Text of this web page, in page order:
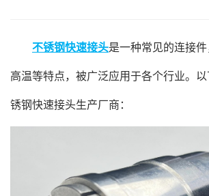
不锈钢快速接头是一种常见的连接
高温等特点，被广泛应用于各个行业。
锈钢快速接头生产厂商：